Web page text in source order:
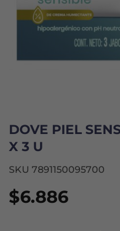
DOVE PIEL
X 3 U
SKU 7891150095700
$6.886